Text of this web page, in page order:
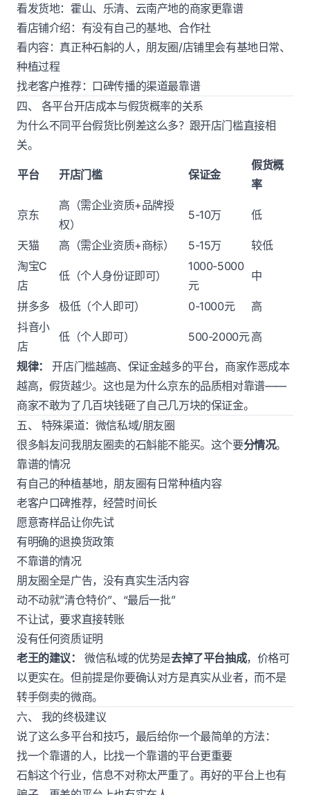
看发货地：霍山、乐清、云南产地的商家更靠谱
看店铺介绍：有没有自己的基地、合作社
看内容：真正种石斛的人，朋友圈/店铺里会有基地日常、
种植过程
找老客户推荐：口碑传播的渠道最靠谱
四、 各平台开店成本与假货概率的关系
为什么不同平台假货比例差这么多？跟开店门槛直接相
关。
平台 开店门槛 保证金
假货概
率
京东
高（需企业资质+品牌授
权）
5-10万 低
天猫 高（需企业资质+商标） 5-15万
较低
淘宝C
店
低（个人身份证即可）
1000-5000
元
中
拼多多 极低（个人即可） 0-1000元
高
抖音小
店
低（个人即可） 500-2000元高
规律：
开店门槛越高、保证金越多的平台，商家作恶成本
越高，假货越少。这也是为什么京东的品质相对靠谱——
商家不敢为了几百块钱砸了自己几万块的保证金。
五、 特殊渠道：微信私域/朋友圈
很多斛友问我朋友圈卖的石斛能不能买。这个要分情况。
靠谱的情况
有自己的种植基地，朋友圈有日常种植内容
老客户口碑推荐，经营时间长
愿意寄样品让你先试
有明确的退换货政策
不靠谱的情况
朋友圈全是广告，没有真实生活内容
动不动就”清仓特价”、“最后一批”
不让试，要求直接转账
没有任何资质证明
老王的建议：
微信私域的优势是去掉了平台抽成，价格可
以更实在。但前提是你要确认对方是真实从业者，而不是
转手倒卖的微商。
六、 我的终极建议
说了这么多平台和技巧，最后给你一个最简单的方法：
找一个靠谱的人，比找一个靠谱的平台更重要
石斛这个行业，信息不对称太严重了。再好的平台上也有